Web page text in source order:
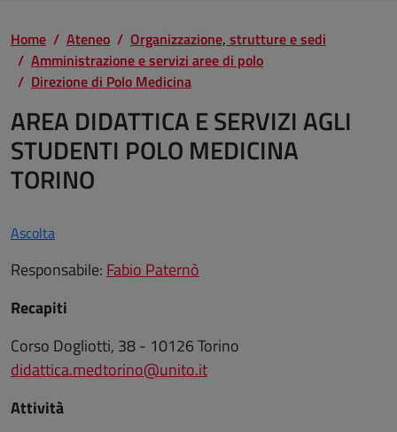
Home Ateneo
Organizzazione, strutture e sedi
Amministrazione e servizi aree di polo
Direzione di Polo Medicina
AREA DIDATTICA E SERVIZI AGLI
STUDENTI POLO MEDICINA
TORINO
Ascolta
Responsabile: Fabio Paternò
Recapiti
Corso Dogliotti, 38 - 10126 Torino
didattica.medtorino@unito.it
Attività